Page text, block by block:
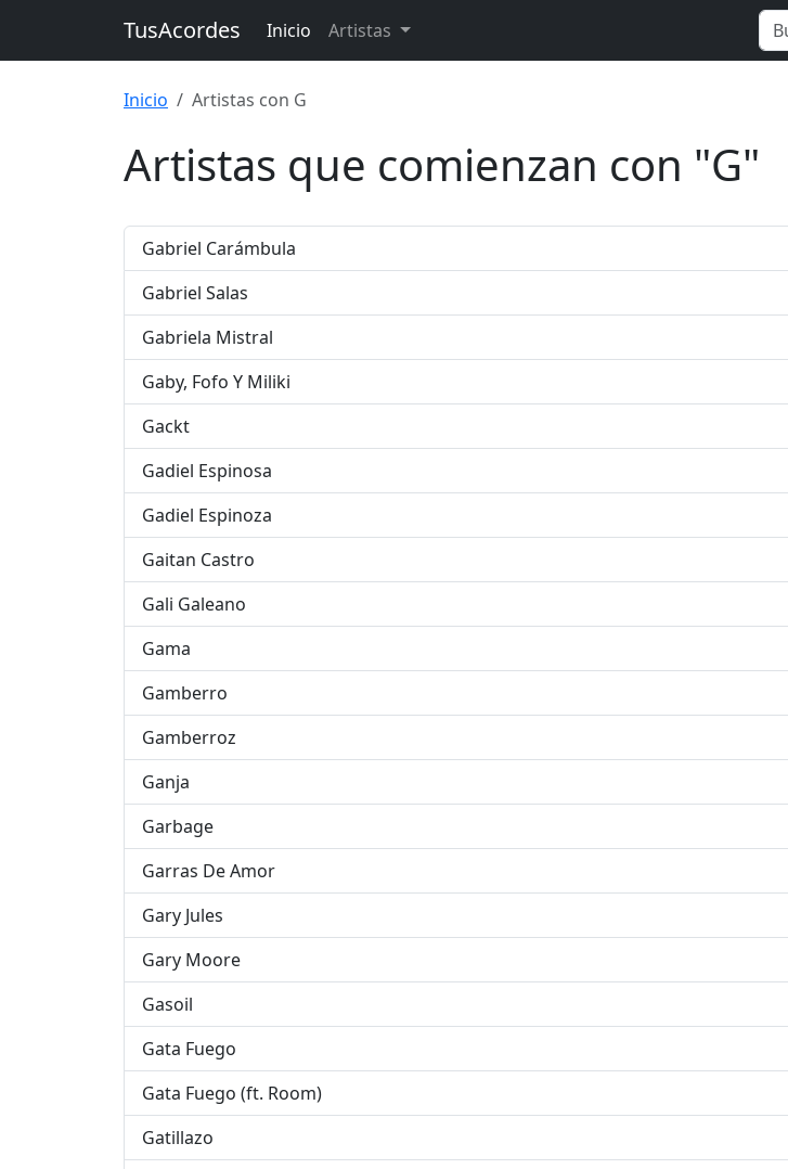
TusAcordes Inicio Artistas
Inicio Artistas con G
Artistas que comienzan con "G"
Gabriel Carámbula
Gabriel Salas
Gabriela Mistral
Gaby, Fofo Y Miliki
Gackt
Gadiel Espinosa
Gadiel Espinoza
Gaitan Castro
Gali Galeano
Gama
Gamberro
Gamberroz
Ganja
Garbage
Garras De Amor
Gary Jules
Gary Moore
Gasoil
Gata Fuego
Gata Fuego (ft. Room)
Gatillazo